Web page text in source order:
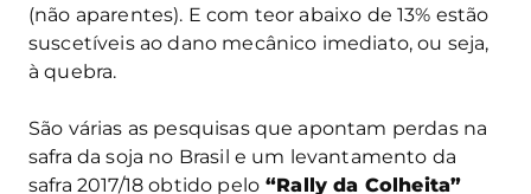
(não aparentes). E com teor abaixo de 13% estão
suscetíveis ao dano mecânico imediato, ou seja,
à quebra.
São várias as pesquisas que apontam perdas na
safra da soja no Brasil e um levantamento da
safra 2017/18 obtido pelo “Rally da Colheita”